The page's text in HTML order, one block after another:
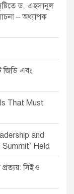
ড. এহসানুল
– অধ্যাপক
জিডি এবং
That Must
and
Held
প্রত্যয়: সিইও